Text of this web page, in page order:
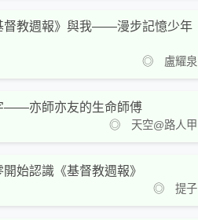
督教週報》與我——漫步記憶少年
◎ 盧耀泉
——亦師亦友的生命師傅
◎ 天空@路人甲
開始認識《基督教週報》
◎ 提子